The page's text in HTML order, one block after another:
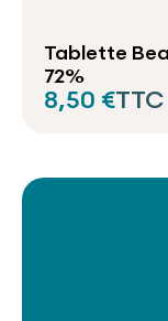
Tablette
72%
8,50 €TTC